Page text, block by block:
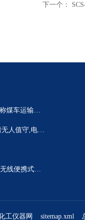
下一个：
过煤车电子秤大型煤矿厂称煤车运输过120吨汽车过磅称~山西晋城市150吨卡车过磅称.内蒙古重型100吨货车过磅称
汽车衡无人值守系统,地磅无人值守,电子地磅无人值守智能化系统
SCS-XC-SC广东手持仪表无线便携式汽车衡 *便携式称重仪
工仪器网 sitemap.xml总